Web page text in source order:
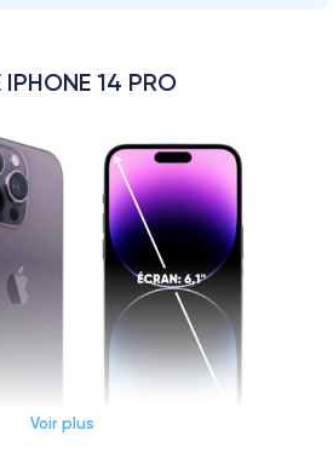
IPHONE 14 PRO
Voir plus